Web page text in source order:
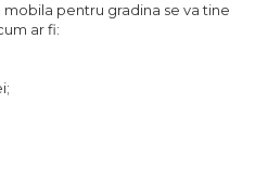
pentru gradina se va tine
ar fi: